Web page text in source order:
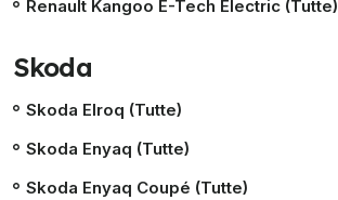
Renault Kangoo E-Tech Electric (Tutte)
Skoda
Skoda Elroq (Tutte)
Skoda Enyaq (Tutte)
Skoda Enyaq Coupé (Tutte)